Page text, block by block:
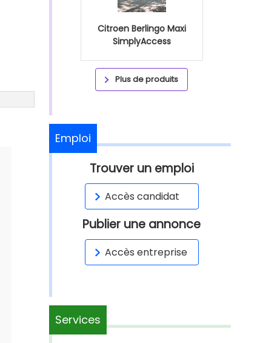
Citroen Berlingo Maxi
SimplyAccess
Plus de produits
Emploi
Trouver un emploi
Accès candidat
Publier une annonce
Accès entreprise
Services